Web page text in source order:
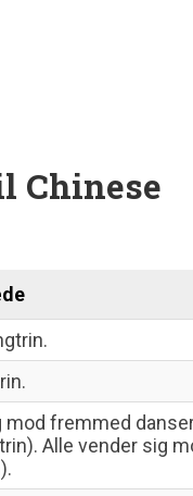
Chinese
mod fremmed
Alle vender sig